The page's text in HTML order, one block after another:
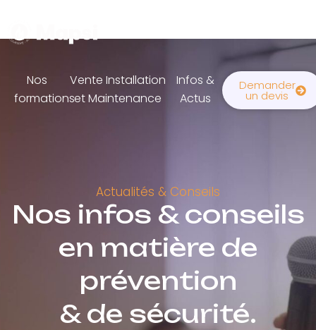
Nos
formations
Vente Installation
et Maintenance
Infos &
Actus
Demander
un devis
Actualités & Conseils
Nos infos & conseils
en matière de
prévention
& de sécurité.